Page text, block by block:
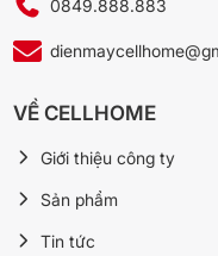
0849.888.883
VỀ CELLHOME
Giới thiệu công ty
Sản phẩm
Tin tức